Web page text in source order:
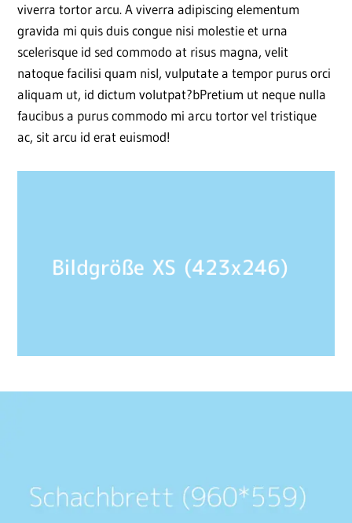
viverra tortor arcu. A viverra adipiscing elementum
gravida mi quis duis congue nisi molestie et urna
scelerisque id sed commodo at risus magna, velit
natoque facilisi quam nisl, vulputate a tempor purus orci
aliquam ut, id dictum volutpat?bPretium ut neque nulla
faucibus a purus commodo mi arcu tortor vel tristique
ac, sit arcu id erat euismod!